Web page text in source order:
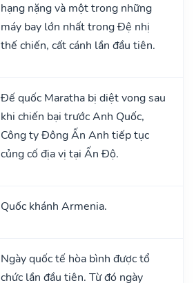
hạng nặng và một trong những
máy bay lớn nhất trong Đệ nhị
thế chiến, cất cánh lần đầu tiên.
Đế quốc Maratha bị diệt vong sau
khi chiến bại trước Anh Quốc,
Công ty Đông Ấn Anh tiếp tục
củng cố địa vị tại Ấn Độ.
Quốc khánh Armenia.
Ngày quốc tế hòa bình được tổ
chức lần đầu tiên. Từ đó ngày